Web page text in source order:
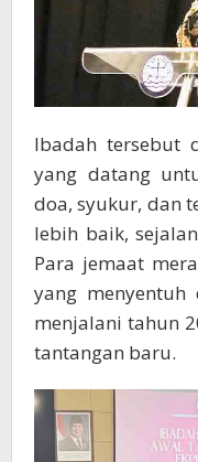
Ibadah tersebut
yang datang
doa, syukur, dan
lebih baik,
Para jemaat
yang
menjalani tahun
tantangan baru.